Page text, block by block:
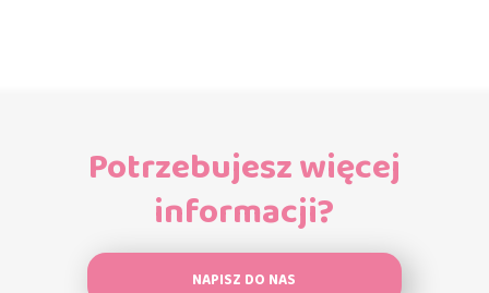
Potrzebujesz więcej
informacji?
NAPISZ DO NAS